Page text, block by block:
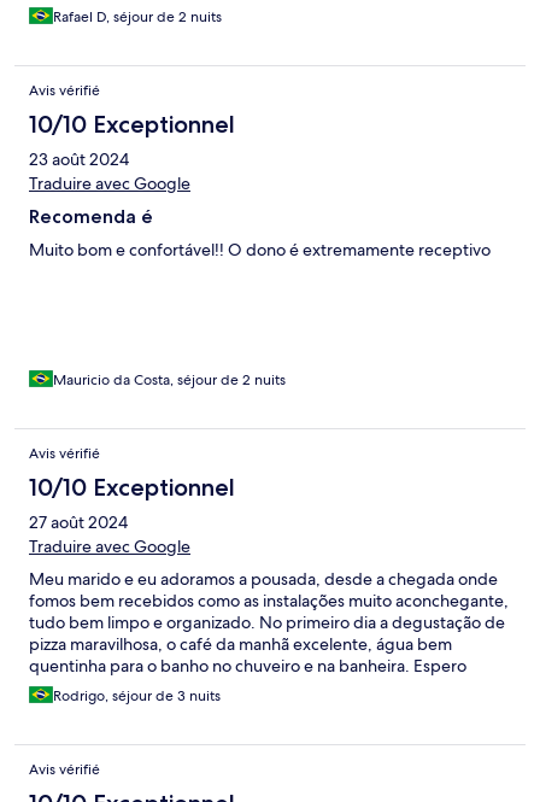
Rafael D, séjour de 2 nuits
Avis vérifié
10/10 Exceptionnel
23 août 2024
Traduire avec Google
Recomenda é
Muito bom e confortável!! O dono é extremamente receptivo
Mauricio da Costa, séjour de 2 nuits
Avis vérifié
10/10 Exceptionnel
27 août 2024
Traduire avec Google
Meu marido e eu adoramos a pousada, desde a chegada onde
fomos bem recebidos como as instalações muito aconchegante,
tudo bem limpo e organizado. No primeiro dia a degustação de
pizza maravilhosa, o café da manhã excelente, água bem
quentinha para o banho no chuveiro e na banheira. Espero
voltar em breve!
Rodrigo, séjour de 3 nuits
Avis vérifié